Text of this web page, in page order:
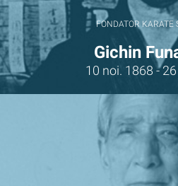
FONDATOR KARATE
Gichin
10 noi. 1868 -